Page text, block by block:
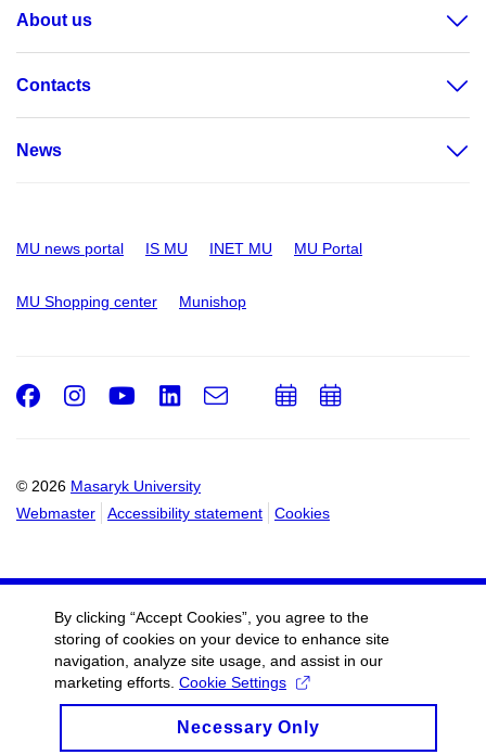
About us
Contacts
News
MU news portal IS MU INET MU MU Portal
MU Shopping center Munishop
© 2026 Masaryk University
Webmaster
Accessibility statement Cookies
Facebook
Instagram
Youtube
LinkedIn
e-
AddAdd
By clicking “Accept Cookies”, you agree to the
storing of cookies on your device to enhance site
navigation, analyze site usage, and assist in our
marketing efforts. Cookie Settings
Necessary Only